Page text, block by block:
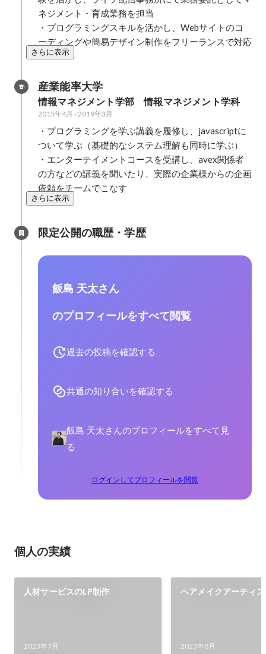
ネジメント・育成業務を担当
・プログラミングスキルを活かし、Webサイトのコ
ーディングや簡易デザイン制作をフリーランスで対応
さらに表示
産業能率大学
情報マネジメント学部　情報マネジメント学科
2015年4月 -2019年3月
・プログラミングを学ぶ講義を履修し、javascriptに
ついて学ぶ（基礎的なシステム理解も同時に学ぶ）
・エンターテイメントコースを受講し、avex関係者
の方などの講義を聞いたり、実際の企業様からの企画
依頼をチームでこなす
さらに表示
限定公開の職歴・学歴
飯島 天太さん
のプロフィールをすべて閲覧
過去の投稿を確認する
共通の知り合いを確認する
飯島 天太さんのプロフィールをすべて見
る
ログインしてプロフィールを閲覧
個人の実績
人材サービスのLP制作
2023年7月
ヘアメイクアーティ
2023年8月